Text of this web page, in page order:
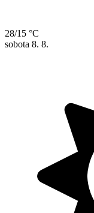
28/15 °C
sobota 8. 8.